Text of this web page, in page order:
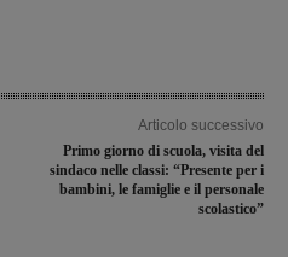
Articolo successivo
Primo giorno di scuola, visita del
sindaco nelle classi: “Presente per i
bambini, le famiglie e il personale
scolastico”